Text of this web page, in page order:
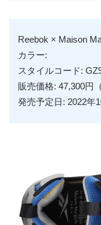
Reebok × Maison
カラー:
スタイルコード:
販売価格: 47,300円
発売予定日: 2022年